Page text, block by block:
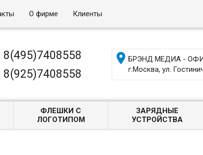
О фирме Клиенты
8(495)7408558
8(925)7408558
БРЭНД МЕДИА -
г.Москва, ул.
ФЛЕШКИ С
ЛОГОТИПОМ
ЗАРЯДНЫЕ
УСТРОЙСТВА